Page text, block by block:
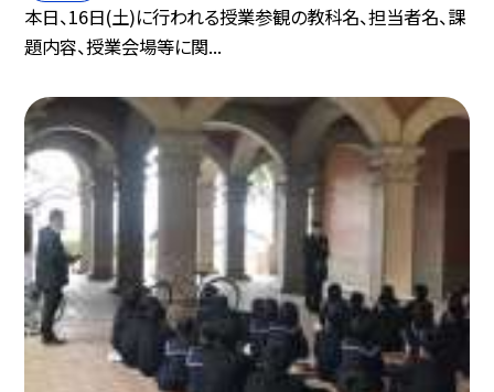
本日、16日(土)に行われる授業参観の教科名、担当者名、課
題内容、授業会場等に関...